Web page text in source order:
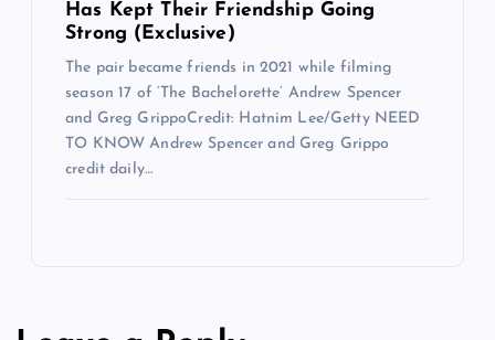
Has Kept Their Friendship Going
Strong (Exclusive)
The pair became friends in 2021 while filming
season 17 of ‘The Bachelorette’ Andrew Spencer
and Greg GrippoCredit: Hatnim Lee/Getty NEED
TO KNOW Andrew Spencer and Greg Grippo
credit daily…